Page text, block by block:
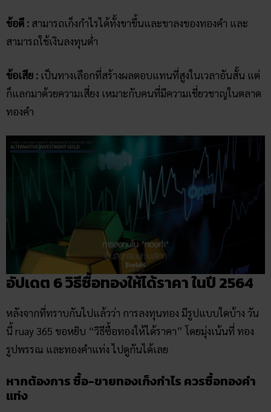
ข้อดี : สามารถเก็งกำไรได้ทั้งขาขึ้นและขาลงของทองคำ และ
สามารถใช้เงินลงทุนต่ำ
ข้อเสีย : เป็นทางเลือกที่สร้างผลตอบแทนที่สูงในเวลาอันสั้น แต่
ก็แลกมาด้วยความเสี่ยง เหมาะกับคนที่มีความเชี่ยวชาญในตลาด
ทองคำ
อัปเดต 6 วิธีซื้อทองให้ได้ราคา ในปี 2564
หลังจากที่ทราบกันไปแล้วว่า การลงทุนทอง มีรูปแบบใดบ้าง วัน
นี้ ruay 365 ขอหยิบ “วิธีซื้อทองให้ได้ราคา” โดยมุ่งเน้นที่ ทอง
รูปพรรณ และทองคำแท่ง ไปดูกันได้เลย
หากต้องการ ซื้อ-ขายทองเก็งกำไร ควรซื้อทองคำ
แท่ง